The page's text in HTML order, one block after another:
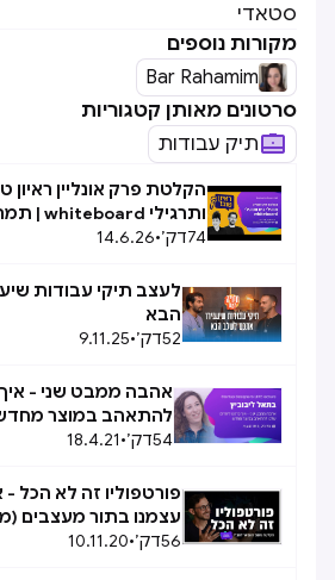
סטאדי
מקורות נוספים
Bar Rahamim
סרטונים מאותן קטגוריות
תיק עבודות
הקלטת פרק אונליין ראיון
ותרגילי whiteboard | תמר סגורה ועמרי דברי
74דק׳•
14.6.26
לעצב תיקי עבודות
הבא
52דק׳•
9.11.25
אהבה ממבט שני - איך
להתאהב במוצר
54דק׳•
18.4.21
פורטפוליו זה לא הכל -
עצמנו בתור מעצבים
ירגיש)
56דק׳•
10.11.20